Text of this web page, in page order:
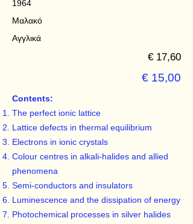
1964
Μαλακό
Αγγλικά
€ 17,60
€ 15,00
Contents:
The perfect ionic lattice
Lattice defects in thermal equilibrium
Electrons in ionic crystals
Colour centres in alkali-halides and allied
phenomena
Semi-conductors and insulators
Luminescence and the dissipation of energy
Photochemical processes in silver halides